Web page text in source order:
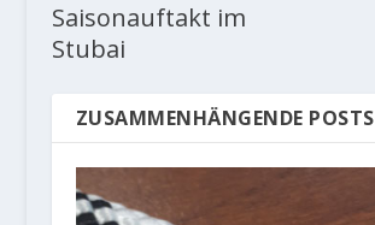
Saisonauftakt im
Stubai
ZUSAMMENHÄNGENDE POSTS